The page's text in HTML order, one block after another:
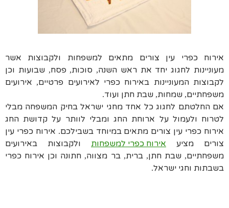
אירוח כפרי עין צורים מתאים למשפחות ולקבוצות אשר
מעוניינות לחגוג יחד את ראש השנה, סוכות, פסח, שבועות וכן
לקבוצות המעוניינות באירוח כפרי לאירועים פרטיים, אירועים
משפחתיים, שמחות, שבת חתן ועוד.
אם החלטתם לחגוג כל אחד מחגי ישראל בחיק המשפחה מבלי
לטרוח ולעמול על ארוחת החג ומבלי לוותר על קדושת החג
אירוח כפרי עין צורים מתאים במיוחד בשבילכם. אירוח כפרי עין
צורים מציע
אירוח כפרי למשפחותולקבוצות באירועים
משפחתיים, שבת חתן, ברית, בר מצווה, חתונה וכן אירוח כפרי
בשבתות וחגי ישראל.